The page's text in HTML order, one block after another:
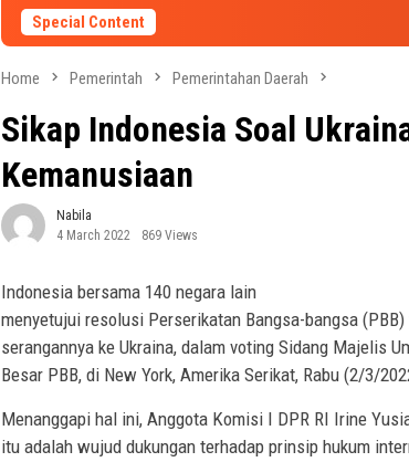
Special Content
Home Pemerintah Pemerintahan Daerah
Sikap Indonesia Soal
Kemanusiaan
Nabila
4 March 2022
869 Views
Indonesia bersama 140 negara lain
menyetujui resolusi Perserikatan Bangsa-bangsa
serangannya ke Ukraina, dalam voting Sidang Majelis
Besar PBB, di New York, Amerika Serikat, Rabu (2/3/
Menanggapi hal ini, Anggota Komisi I DPR RI Irine
itu adalah wujud dukungan terhadap prinsip hukum